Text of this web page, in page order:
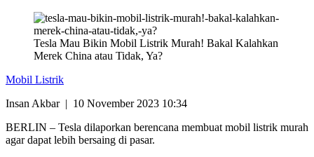
Tesla Mau Bikin Mobil Listrik Murah! Bakal Kalahkan
Merek China atau Tidak, Ya?
Mobil Listrik
Insan Akbar | 10 November 2023 10:34
BERLIN – Tesla dilaporkan berencana membuat mobil listrik murah
agar dapat lebih bersaing di pasar.